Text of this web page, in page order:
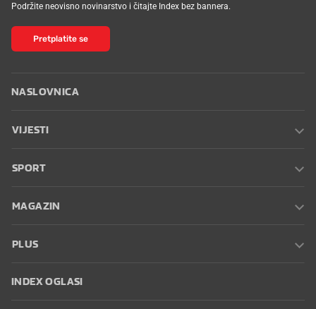
Podržite neovisno novinarstvo i čitajte Index bez bannera.
Pretplatite se
NASLOVNICA
VIJESTI
SPORT
MAGAZIN
PLUS
INDEX OGLASI